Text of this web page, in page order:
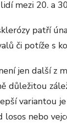
mezi 20. a
patří
či potíže s
jen další z
důležitou
variantou
losos nebo